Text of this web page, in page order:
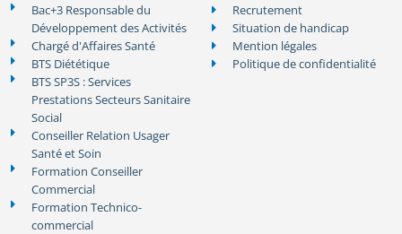
Bac+3 Responsable du
Développement des Activités
Chargé d'Affaires Santé
BTS Diététique
BTS SP3S : Services
Prestations Secteurs Sanitaire
Social
Conseiller Relation Usager
Santé et Soin
Formation Conseiller
Commercial
Formation Technico-
commercial
Recrutement
Situation de handicap
Mention légales
Politique de confidentialité